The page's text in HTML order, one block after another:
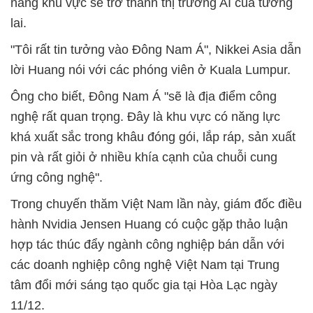
năng khu vực sẽ trở thành thị trường AI của tương
lai.
"Tôi rất tin tưởng vào Đông Nam Á", Nikkei Asia dẫn
lời Huang nói với các phóng viên ở Kuala Lumpur.
Ông cho biết, Đông Nam Á "sẽ là địa điểm công
nghệ rất quan trọng. Đây là khu vực có năng lực
khá xuất sắc trong khâu đóng gói, lắp ráp, sản xuất
pin và rất giỏi ở nhiều khía cạnh của chuỗi cung
ứng công nghệ".
Trong chuyến thăm Việt Nam lần này, giám đốc điều
hành Nvidia Jensen Huang có cuộc gặp thảo luận
hợp tác thúc đẩy ngành công nghiệp bán dẫn với
các doanh nghiệp công nghệ Việt Nam tại Trung
tâm đổi mới sáng tạo quốc gia tại Hòa Lạc ngày
11/12.